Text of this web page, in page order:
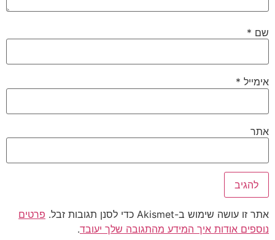
שם *
אימייל *
אתר
אתר זו עושה שימוש ב-Akismet כדי לסנן תגובות זבל.
פרטים
נוספים אודות איך המידע מהתגובה שלך יעובד.